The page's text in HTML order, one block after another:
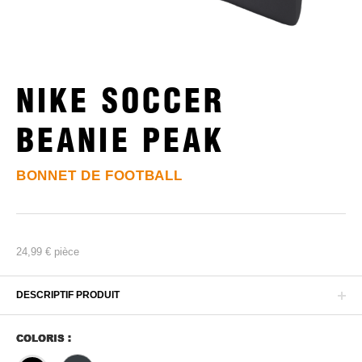
NIKE SOCCER
BEANIE PEAK
BONNET DE FOOTBALL
24,99 € pièce
DESCRIPTIF PRODUIT
COLORIS :